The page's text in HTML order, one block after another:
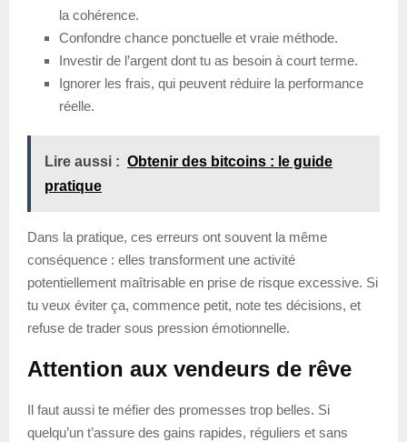
la cohérence.
Confondre chance ponctuelle et vraie méthode.
Investir de l’argent dont tu as besoin à court terme.
Ignorer les frais, qui peuvent réduire la performance
réelle.
Lire aussi : Obtenir des bitcoins : le guide
pratique
Dans la pratique, ces erreurs ont souvent la même
conséquence : elles transforment une activité
potentiellement maîtrisable en prise de risque excessive. Si
tu veux éviter ça, commence petit, note tes décisions, et
refuse de trader sous pression émotionnelle.
Attention aux vendeurs de rêve
Il faut aussi te méfier des promesses trop belles. Si
quelqu’un t’assure des gains rapides, réguliers et sans